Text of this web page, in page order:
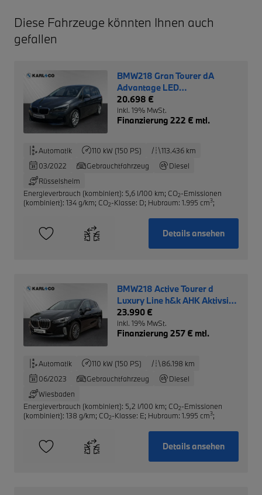
Diese Fahrzeuge könnten Ihnen auch
gefallen
BMW218 Gran Tourer dA
Advantage LED
Rückfahrkamera
20.698 €
inkl. 19% MwSt.
Finanzierung 222 € mtl.
Automatik 110 kW (150 PS)
113.436 km
03/2022
Gebrauchtfahrzeug
Diesel
Rüsselsheim
Energieverbrauch (kombiniert): 5,6 l/100 km; CO2-Emissionen
(kombiniert): 134 g/km; CO2-Klasse: D; Hubraum: 1.995 cm3;
Details ansehen
BMW218 Active Tourer d
Luxury Line h&k AHK Aktivsitz
adapt. LED
23.990 €
inkl. 19% MwSt.
Finanzierung 257 € mtl.
Automatik 110 kW (150 PS)
86.198 km
06/2023
Gebrauchtfahrzeug
Diesel
Wiesbaden
Energieverbrauch (kombiniert): 5,2 l/100 km; CO2-Emissionen
(kombiniert): 138 g/km; CO2-Klasse: E; Hubraum: 1.995 cm3;
Details ansehen